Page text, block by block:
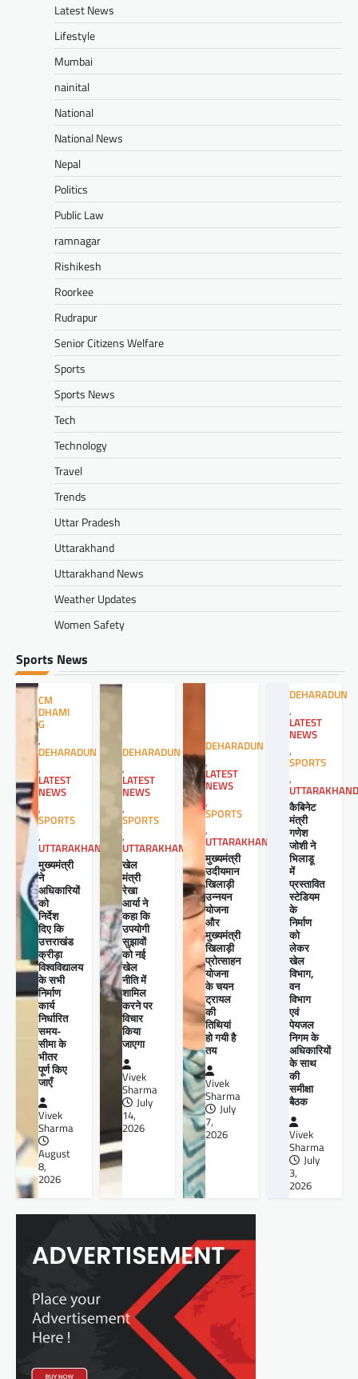
Latest News
Lifestyle
Mumbai
nainital
National
National News
Nepal
Politics
Public Law
ramnagar
Rishikesh
Roorkee
Rudrapur
Senior Citizens Welfare
Sports
Sports News
Tech
Technology
Travel
Trends
Uttar Pradesh
Uttarakhand
Uttarakhand News
Weather Updates
Women Safety
Sports News
CM
DHAMI
G
,
DEHARADUN
,
LATEST
NEWS
,
SPORTS
,
UTTARAKHAND
मुख्यमंत्री
ने
अधिकारियों
को
निर्देश
दिए कि
उत्तराखंड
क्रीड़ा
विश्वविद्यालय
के सभी
निर्माण
कार्य
निर्धारित
समय-
सीमा के
भीतर
पूर्ण किए
जाएँ
Vivek
Sharma
August
8,
2026
DEHARADUN
,
LATEST
NEWS
,
SPORTS
,
UTTARAKHAND
खेल
मंत्री
रेखा
आर्या ने
कहा कि
उपयोगी
सुझावों
को नई
खेल
नीति में
शामिल
करने पर
विचार
किया
जाएगा
Vivek
Sharma
July
14,
2026
DEHARADUN
,
LATEST
NEWS
,
SPORTS
,
UTTARAKHAND
मुख्यमंत्री
उदीयमान
खिलाड़ी
उन्नयन
योजना
और
मुख्यमंत्री
खिलाड़ी
प्रोत्साहन
योजना
के चयन
ट्रायल
की
तिथियां
हो गयी है
तय
Vivek
Sharma
July
7,
2026
DEHARADUN
,
LATEST
NEWS
,
SPORTS
,
UTTARAKHAND
कैबिनेट
मंत्री
गणेश
जोशी ने
भिलाडू
में
प्रस्तावित
स्टेडियम
के
निर्माण
को
लेकर
खेल
विभाग,
वन
विभाग
एवं
पेयजल
निगम के
अधिकारियों
के साथ
की
समीक्षा
बैठक
Vivek
Sharma
July
3,
2026